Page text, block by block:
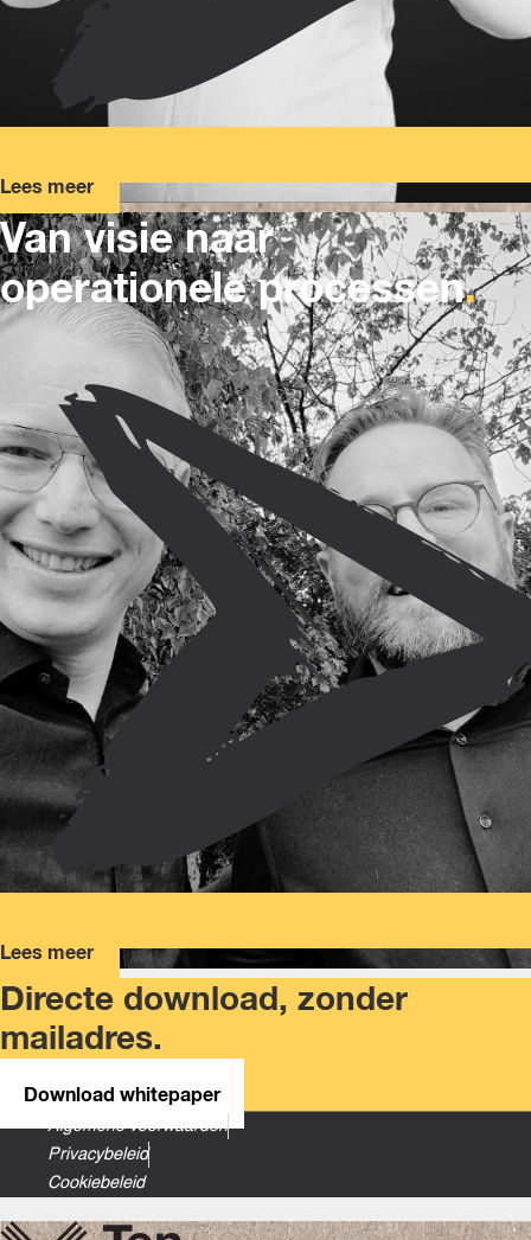
Lees meer
Van visie naar
operationele processen.
Lees meer
Directe download, zonder
mailadres.
Download whitepaper
Algemene voorwaarden
Privacybeleid
Cookiebeleid